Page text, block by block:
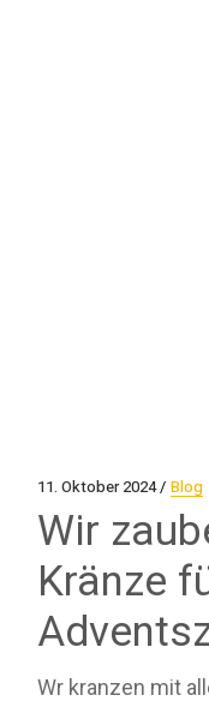
11. Oktober 2024 Blog
Wir
Kränze
Wr kranzen mit